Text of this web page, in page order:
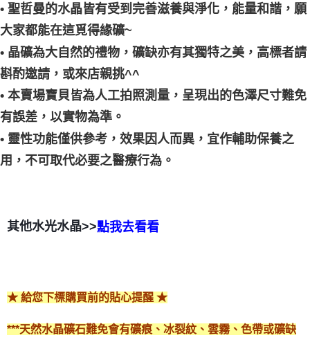
• 聖哲曼的水晶皆有受到完善滋養與淨化，能量和諧，願
大家都能在這覓得緣礦~
• 晶礦為大自然的禮物，礦缺亦有其獨特之美，高標者請
斟酌邀請，或來店親挑^^
• 本賣場寶貝皆為人工拍照測量，呈現出的色澤尺寸難免
有誤差，以實物為準。
• 靈性功能僅供參考，效果因人而異，宜作輔助保養之
用，不可取代必要之醫療行為。
其他水光水晶>>點我去看看
★ 給您下標購買前的貼心提醒 ★
***天然水晶礦石難免會有礦痕、冰裂紋、雲霧、色帶或礦缺